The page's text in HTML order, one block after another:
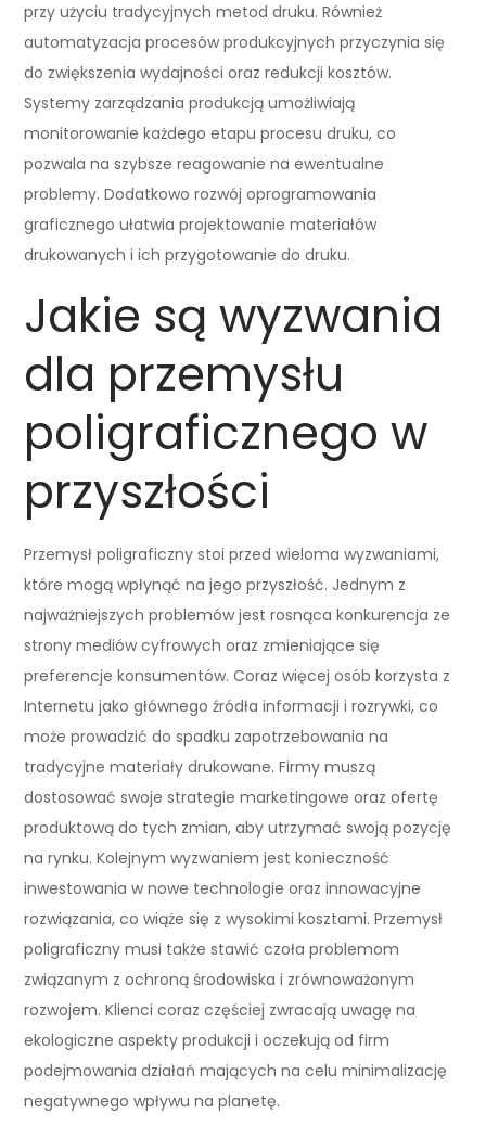
przy użyciu tradycyjnych metod druku. Również
automatyzacja procesów produkcyjnych przyczynia się
do zwiększenia wydajności oraz redukcji kosztów.
Systemy zarządzania produkcją umożliwiają
monitorowanie każdego etapu procesu druku, co
pozwala na szybsze reagowanie na ewentualne
problemy. Dodatkowo rozwój oprogramowania
graficznego ułatwia projektowanie materiałów
drukowanych i ich przygotowanie do druku.
Jakie są wyzwania
dla przemysłu
poligraficznego w
przyszłości
Przemysł poligraficzny stoi przed wieloma wyzwaniami,
które mogą wpłynąć na jego przyszłość. Jednym z
najważniejszych problemów jest rosnąca konkurencja ze
strony mediów cyfrowych oraz zmieniające się
preferencje konsumentów. Coraz więcej osób korzysta z
Internetu jako głównego źródła informacji i rozrywki, co
może prowadzić do spadku zapotrzebowania na
tradycyjne materiały drukowane. Firmy muszą
dostosować swoje strategie marketingowe oraz ofertę
produktową do tych zmian, aby utrzymać swoją pozycję
na rynku. Kolejnym wyzwaniem jest konieczność
inwestowania w nowe technologie oraz innowacyjne
rozwiązania, co wiąże się z wysokimi kosztami. Przemysł
poligraficzny musi także stawić czoła problemom
związanym z ochroną środowiska i zrównoważonym
rozwojem. Klienci coraz częściej zwracają uwagę na
ekologiczne aspekty produkcji i oczekują od firm
podejmowania działań mających na celu minimalizację
negatywnego wpływu na planetę.